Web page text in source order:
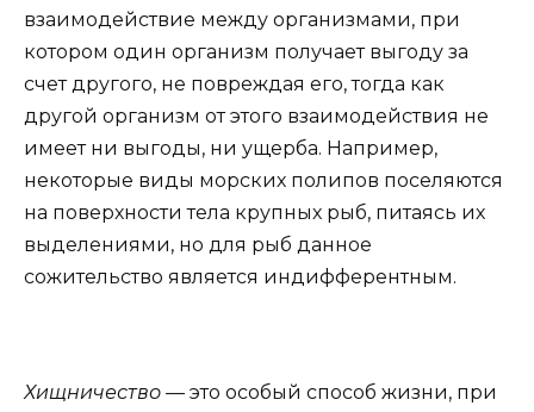
взаимодействие между организмами, при
котором один организм получает выгоду за
счет другого, не повреждая его, тогда как
другой организм от этого взаимодействия не
имеет ни выгоды, ни ущерба. Например,
некоторые виды морских полипов поселяются
на поверхности тела крупных рыб, питаясь их
выделениями, но для рыб данное
сожительство является индифферентным.
Хищничество — это особый способ жизни, при